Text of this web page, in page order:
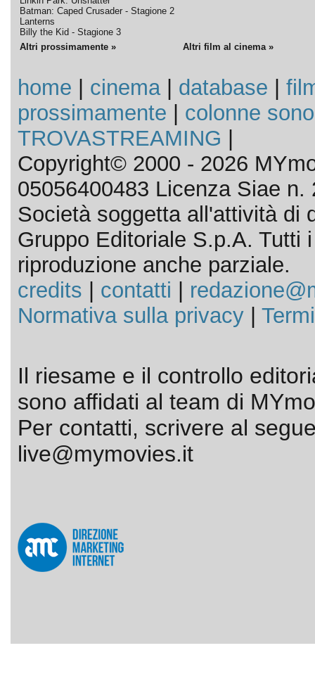
Batman: Caped Crusader - Stagione 2
Lanterns
Billy the Kid - Stagione 3
Altri prossimamente »
Altri film al cinema »
home cinema| database
prossimamente
colonne
TROVASTREAMING
Copyright© 2000 - 2026
05056400483 Licenza Siae n.
Società soggetta all'attività di
Gruppo Editoriale S.p.A. Tutti
riproduzione anche parziale.
credits
contatti
Normativa sulla privacy|
Il riesame e il controllo
sono affidati al team di
Per contatti, scrivere al
live@mymovies.it